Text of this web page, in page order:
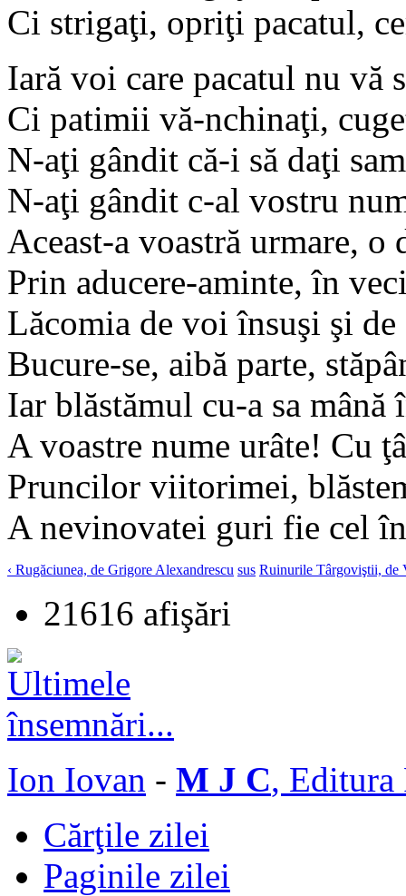
Ci strigaţi, opriţi pacatul,
Iară voi care pacatul nu vă
Ci patimii vă-nchinaţi,
N-aţi gândit că-i să daţi
N-aţi gândit c-al vostru
Aceast-a voastră urmare, o
Prin aducere-aminte, în
Lăcomia de voi însuşi şi de
Bucure-se, aibă parte,
Iar blăstămul cu-a sa mână
A voastre nume urâte! Cu
Pruncilor viitorimei,
A nevinovatei guri fie cel
‹ Rugăciunea, de Grigore Alexandrescu sus Ruinurile Târgoviştii, de
21616 afişări
Ion Iovan - M J C, Editura
Cărţile zilei
Paginile zilei